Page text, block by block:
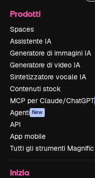
Prodotti
Spaces
Assistente IA
Generatore di immagini IA
Generatore di video IA
Sintetizzatore vocale IA
Contenuti stock
MCP per Claude/ChatGPT
Agenti New
API
App mobile
Tutti gli strumenti Magnific
Inizia